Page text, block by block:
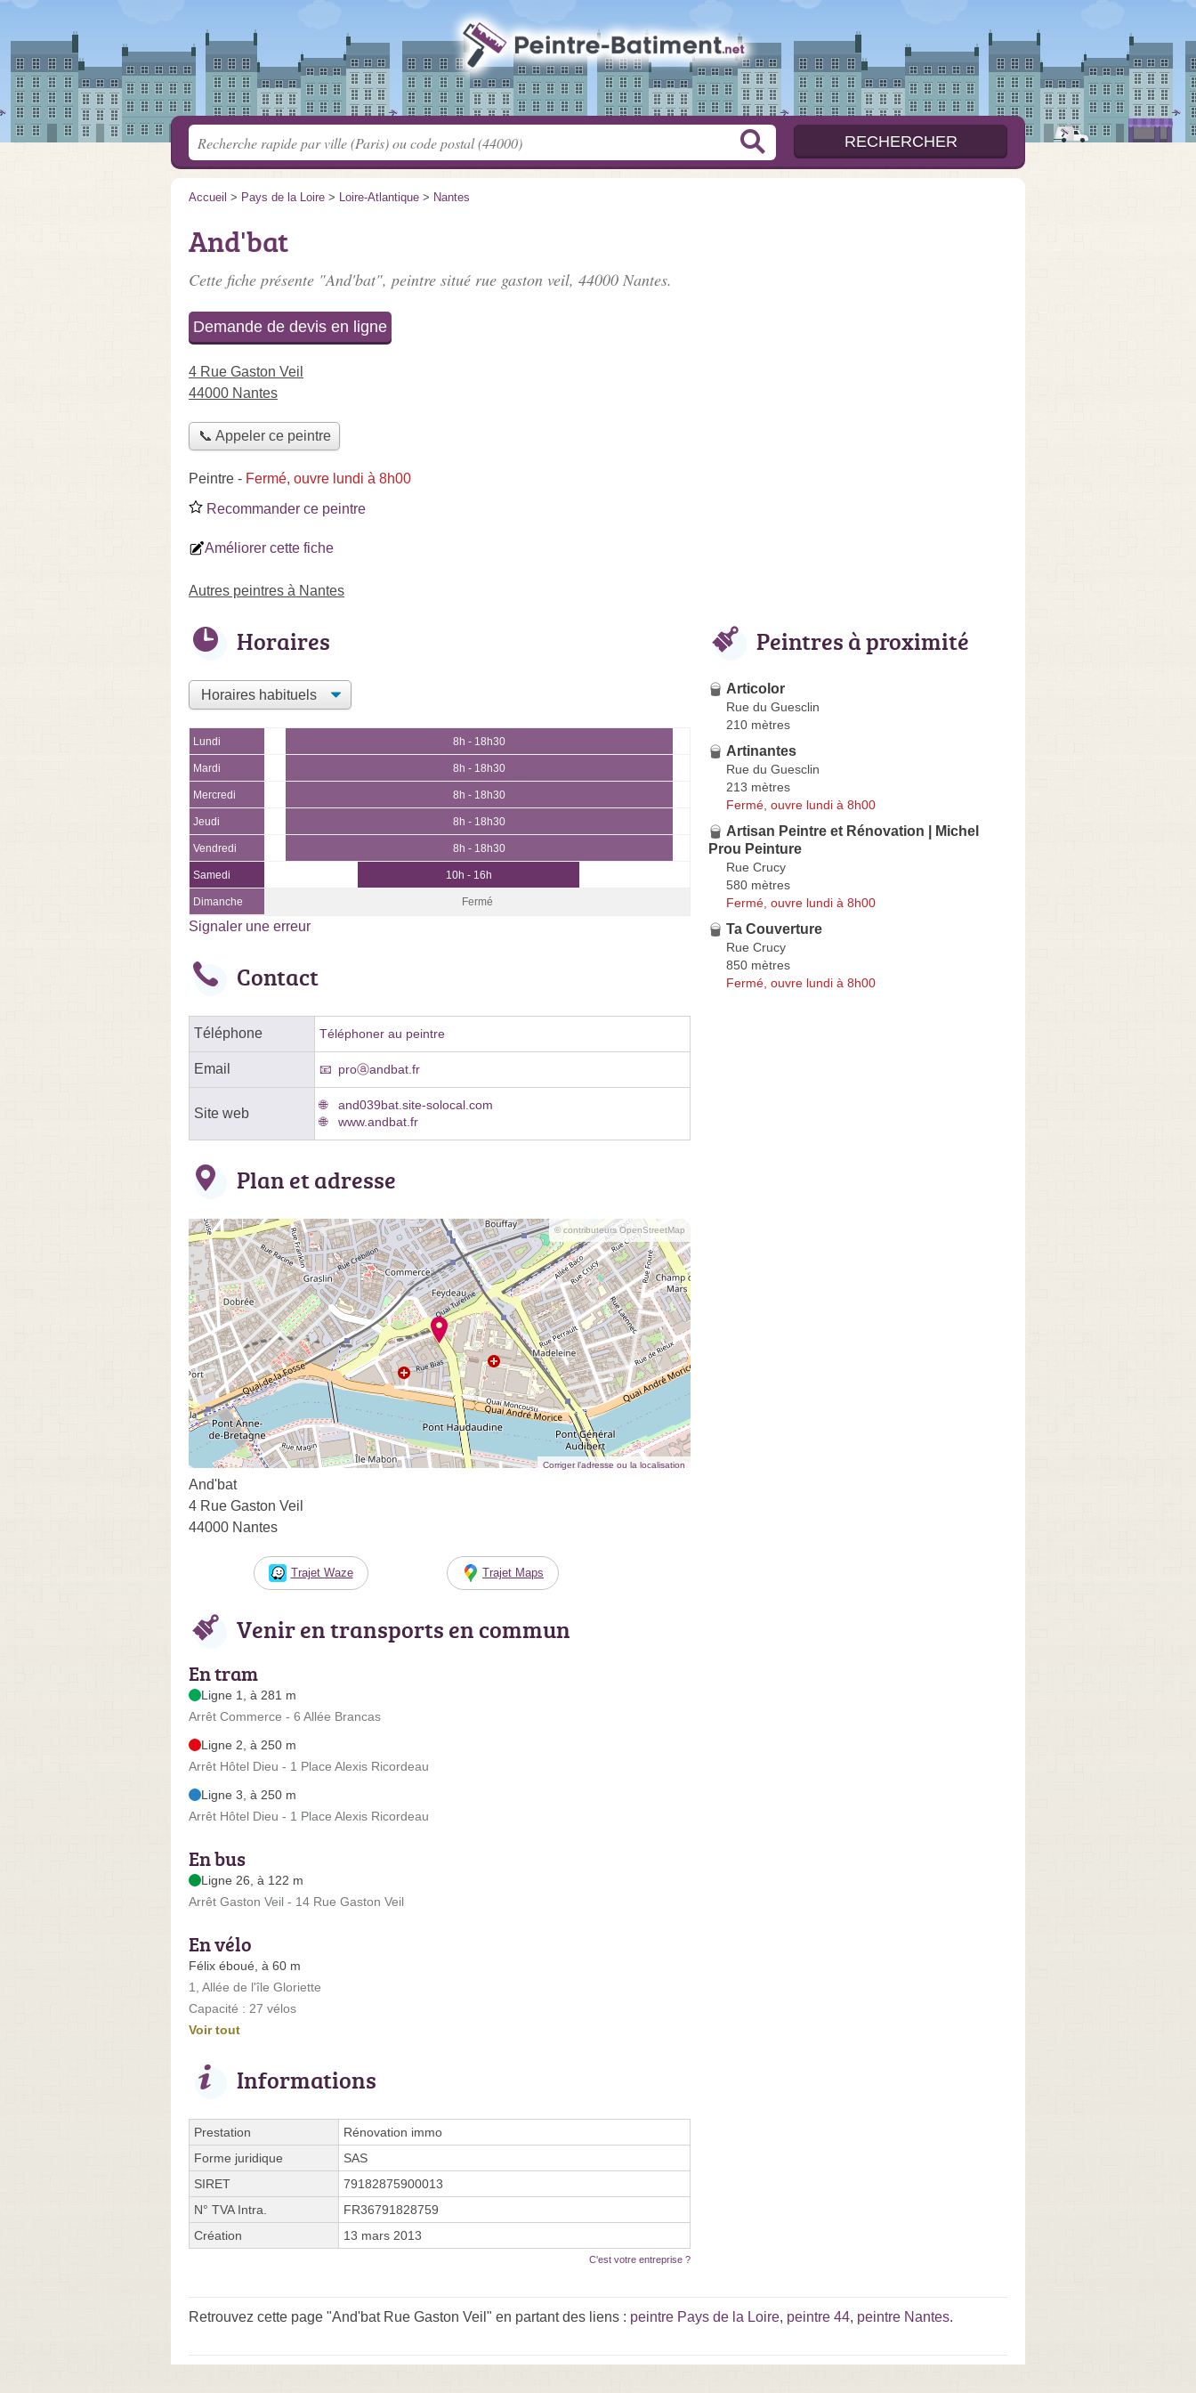
Accueil > Pays de la Loire > Loire-Atlantique > Nantes
And'bat
Cette fiche présente "And'bat", peintre situé rue gaston veil, 44000 Nantes.
Demande de devis en ligne
4 Rue Gaston Veil
44000 Nantes
📞 Appeler ce peintre
Peintre - Fermé, ouvre lundi à 8h00
Recommander ce peintre
Améliorer cette fiche
Autres peintres à Nantes
Horaires
Lundi 8h - 18h30
Mardi 8h - 18h30
Mercredi 8h - 18h30
Jeudi 8h - 18h30
Vendredi 8h - 18h30
Samedi 10h - 16h
Dimanche Fermé
Signaler une erreur
Contact
Téléphone Téléphoner au peintre
Email proⓐandbat.fr
Site web
and039bat.site-solocal.com
www.andbat.fr
Plan et adresse
© contributeurs OpenStreetMap
Corriger l’adresse ou la localisation
And'bat
4 Rue Gaston Veil
44000 Nantes
Trajet Waze Trajet Maps
Venir en transports en commun
En tram
Ligne 1, à 281 m
Arrêt Commerce - 6 Allée Brancas
Ligne 2, à 250 m
Arrêt Hôtel Dieu - 1 Place Alexis Ricordeau
Ligne 3, à 250 m
Arrêt Hôtel Dieu - 1 Place Alexis Ricordeau
En bus
Ligne 26, à 122 m
Arrêt Gaston Veil - 14 Rue Gaston Veil
En vélo
Félix éboué, à 60 m
1, Allée de l'île Gloriette
Capacité : 27 vélos
Voir tout
Informations
Prestation
Rénovation immo
Forme juridique
SAS
SIRET
79182875900013
N° TVA Intra.
FR36791828759
Création
13 mars 2013
C'est votre entreprise ?
Peintres à proximité
Articolor
Rue du Guesclin
210 mètres
Artinantes
Rue du Guesclin
213 mètres
Fermé, ouvre lundi à 8h00
Artisan Peintre et Rénovation | Michel
Prou Peinture
Rue Crucy
580 mètres
Fermé, ouvre lundi à 8h00
Ta Couverture
Rue Crucy
850 mètres
Fermé, ouvre lundi à 8h00
Retrouvez cette page "And'bat Rue Gaston Veil" en partant des liens : peintre Pays de la Loire, peintre 44, peintre Nantes.